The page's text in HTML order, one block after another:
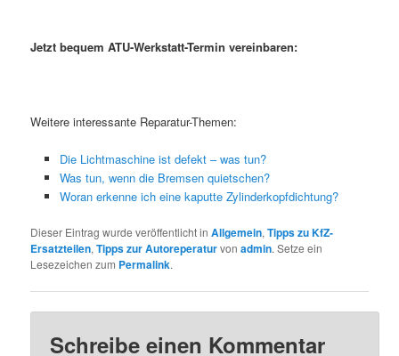
Jetzt bequem ATU-Werkstatt-Termin vereinbaren:
Weitere interessante Reparatur-Themen:
Die Lichtmaschine ist defekt – was tun?
Was tun, wenn die Bremsen quietschen?
Woran erkenne ich eine kaputte Zylinderkopfdichtung?
Dieser Eintrag wurde veröffentlicht inAllgemein,Tipps zu KfZ-
Ersatzteilen,Tipps zur Autoreperaturvonadmin. Setze ein
Lesezeichen zum Permalink.
Schreibe einen Kommentar